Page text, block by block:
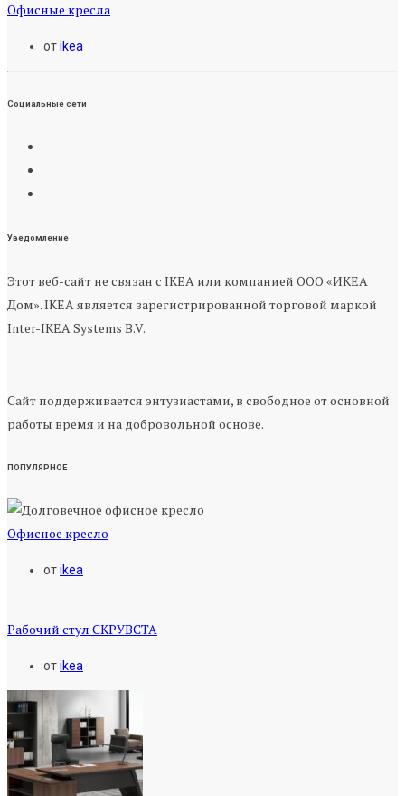
Офисные кресла
отikea
Социальные сети
Уведомление
Этот веб-сайт не связан с IKEA или компанией ООО «ИКЕА
Дом». IKEA является зарегистрированной торговой маркой
Inter-IKEA Systems B.V.
Сайт поддерживается энтузиастами, в свободное от основной
работы время и на добровольной основе.
ПОПУЛЯРНОЕ
Офисное кресло
отikea
Рабочий стул СКРУВСТА
отikea